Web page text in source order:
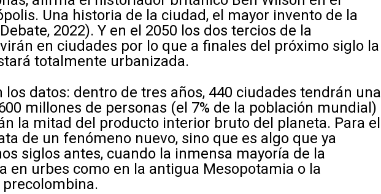
Una historia de la ciudad, el mayor invento de la
2022). Y en el 2050 los dos tercios de la
en ciudades por lo que a finales del próximo siglo la
totalmente urbanizada.
los datos: dentro de tres años, 440 ciudades tendrán una
millones de personas (el 7% de la población mundial)
la mitad del producto interior bruto del planeta. Para el
de un fenómeno nuevo, sino que es algo que ya
siglos antes, cuando la inmensa mayoría de la
en urbes como en la antigua Mesopotamia o la